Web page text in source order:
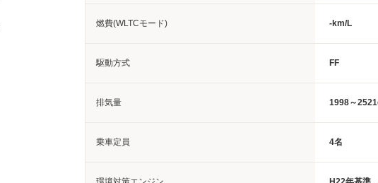
燃費(WLTCモード) -km/L
駆動方式 FF
排気量 1998～
乗車定員 4名